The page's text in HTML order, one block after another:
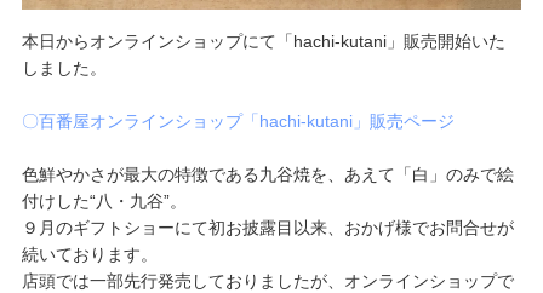
本日からオンラインショップにて「hachi-kutani」販売開始いた
しました。
〇百番屋オンラインショップ「hachi-kutani」販売ページ
色鮮やかさが最大の特徴である九谷焼を、あえて「白」のみで絵
付けした“八・九谷”。
９月のギフトショーにて初お披露目以来、おかげ様でお問合せが
続いております。
店頭では一部先行発売しておりましたが、オンラインショップで